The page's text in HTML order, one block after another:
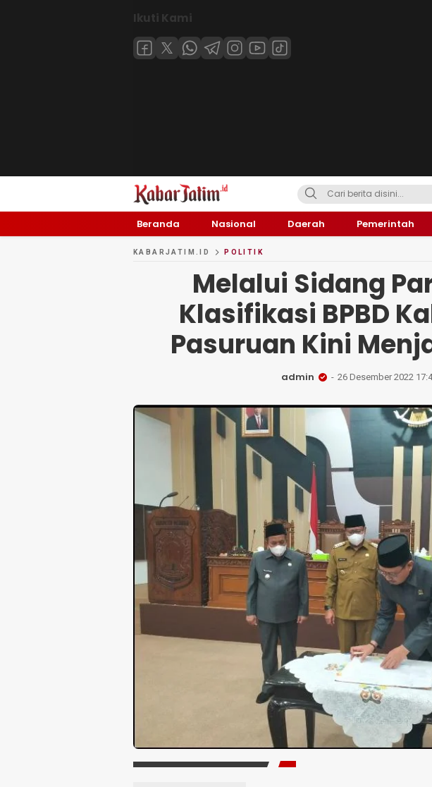
Ikuti Kami
KABARJATIM.id
Kabar Jawa timuran
Beranda Nasional Daerah Pemerintah
KABARJATIM.ID POLITIK
Melalui Sidang
Klasifikasi BPBD
Pasuruan Kini
admin 26 Desember 2022